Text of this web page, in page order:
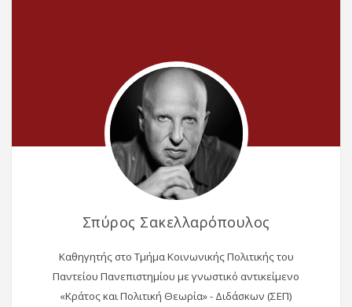
Σπύρος Σακελλαρόπουλος
Καθηγητής στο Τμήμα Κοινωνικής Πολιτικής του
Παντείου Πανεπιστημίου με γνωστικό αντικείμενο
«Κράτος και Πολιτική Θεωρία» - Διδάσκων (ΣΕΠ)